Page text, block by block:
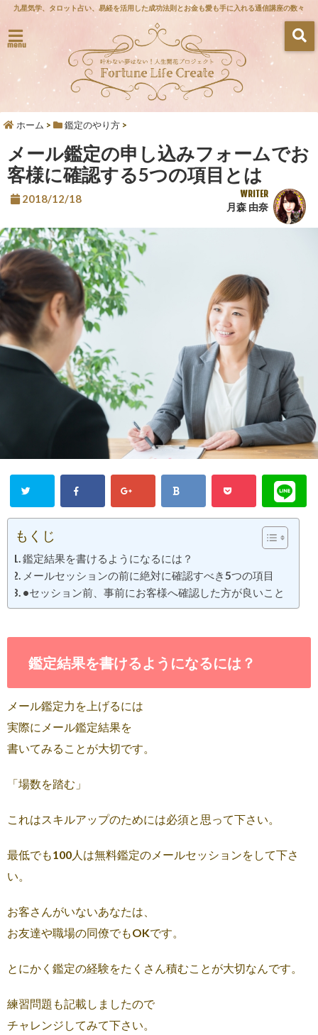
九星気学、タロット占い、易経を活用した成功法則とお金も愛も手に入れる通信講座の数々
menu
ホーム > 鑑定のやり方 >
メール鑑定の申し込みフォームでお
客様に確認する5つの項目とは
2018/12/18 WRITER
月森 由奈
もくじ
鑑定結果を書けるようになるには？
メールセッションの前に絶対に確認すべき5つの項目
•セッション前、事前にお客様へ確認した方が良いこと
鑑定結果を書けるようになるには？
メール鑑定力を上げるには
実際にメール鑑定結果を
書いてみることが大切です。
「場数を踏む」
これはスキルアップのためには必須と思って下さい。
最低でも100人は無料鑑定のメールセッションをして下さ
い。
お客さんがいないあなたは、
お友達や職場の同僚でもOKです。
とにかく鑑定の経験をたくさん積むことが大切なんです。
練習問題も記載しましたので
チャレンジしてみて下さい。